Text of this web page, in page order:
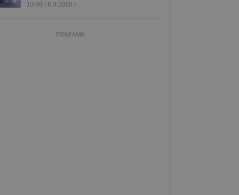
10:46 | 6.8.2026 г.
РЕКЛАМА